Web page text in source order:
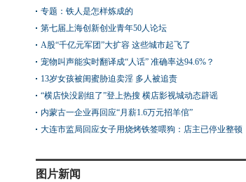
专题：铁人是怎样炼成的
第七届上海创新创业青年50人论坛
A股“千亿元军团”大扩容 这些城市起飞了
宠物叫声能实时翻译成“人话” 准确率达94.6%？
13岁女孩被闺蜜胁迫卖淫 多人被追责
“横店快没剧组了”登上热搜 横店影视城动态辟谣
内蒙古一企业再回应“月薪1.6万元招羊倌”
大连市监局回应女子用烧烤铁签喂狗：店主已停业整顿
图片新闻